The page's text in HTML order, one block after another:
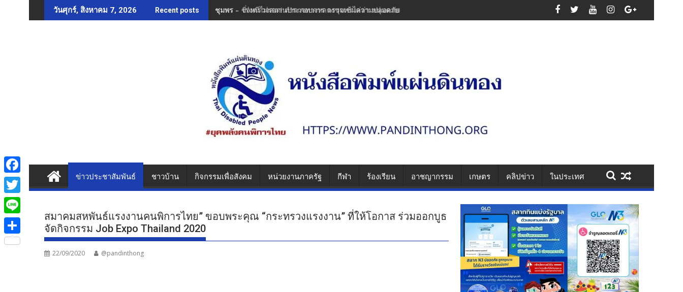
to
วันศุกร์, สิงหาคม 7, 2026 Recent posts ชุมพร - เร่งตรวจสถานประกอบการ ตรวจเข้มความปลอดภัย ป้องกันซ้ำรอยความสูญเสียหมู่
ข่าวประชาสัมพันธ์ ชาวบ้าน กิจกรรมเพื่อสังคม หน่วยงานภาครัฐ กีฬา ร้องเรียน อาชญากรรม เกษตร คลิปข่าว ในประเทศ
สมาคมสหพันธ์แรงงานคนพิการไทย” ขอบพระคุณ “กระทรวงแรงงาน” ที่ให้โอกาส ร่วมออกบูธ
จัดกิจกรรม Job Expo Thailand 2020
22/09/2020 @pandinthong
F
a
c
e
b
T
w
i
L
iS